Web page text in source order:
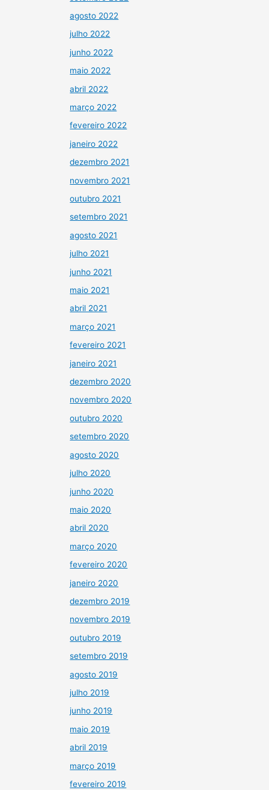
agosto 2022
julho 2022
junho 2022
maio 2022
abril 2022
março 2022
fevereiro 2022
janeiro 2022
dezembro 2021
novembro 2021
outubro 2021
setembro 2021
agosto 2021
julho 2021
junho 2021
maio 2021
abril 2021
março 2021
fevereiro 2021
janeiro 2021
dezembro 2020
novembro 2020
outubro 2020
setembro 2020
agosto 2020
julho 2020
junho 2020
maio 2020
abril 2020
março 2020
fevereiro 2020
janeiro 2020
dezembro 2019
novembro 2019
outubro 2019
setembro 2019
agosto 2019
julho 2019
junho 2019
maio 2019
abril 2019
março 2019
fevereiro 2019